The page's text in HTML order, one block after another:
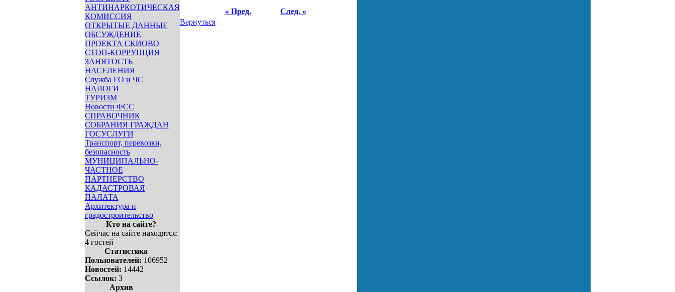
АНТИНАРКОТИЧЕСКАЯ
КОМИССИЯ
ОТКРЫТЫЕ ДАННЫЕ
ОБСУЖДЕНИЕ
ПРОЕКТА СКИОВО
СТОП-КОРРУПЦИЯ
ЗАНЯТОСТЬ
НАСЕЛЕНИЯ
Служба ГО и ЧС
НАЛОГИ
ТУРИЗМ
Новости ФСС
СПРАВОЧНИК
СОБРАНИЯ ГРАЖДАН
ГОСУСЛУГИ
Транспорт, перевозки,
безопасность
МУНИЦИПАЛЬНО-
ЧАСТНОЕ
ПАРТНЕРСТВО
КАДАСТРОВАЯ
ПАЛАТА
Архитектура и
градостроительство
Кто на сайте?
Сейчас на сайте находятся:
4 гостей
Статистика
Пользователей: 106952
Новостей: 14442
Ссылок: 3
Архив
« Пред.
След. »
Вернуться